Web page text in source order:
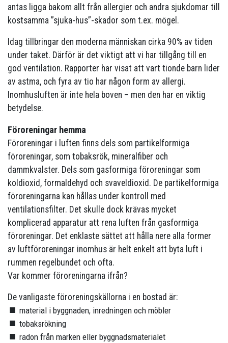
antas ligga bakom allt från allergier och andra sjukdomar till
kostsamma ”sjuka-hus”-skador som t.ex. mögel.
Idag tillbringar den moderna människan cirka 90% av tiden
under taket. Därför är det viktigt att vi har tillgång till en
god ventilation. Rapporter har visat att vart tionde barn lider
av astma, och fyra av tio har någon form av allergi.
Inomhusluften är inte hela boven – men den har en viktig
betydelse.
Föroreningar hemma
Föroreningar i luften finns dels som partikelformiga
föroreningar, som tobaksrök, mineralfiber och
dammkvalster. Dels som gasformiga föroreningar som
koldioxid, formaldehyd och svaveldioxid. De partikelformiga
föroreningarna kan hållas under kontroll med
ventilationsfilter. Det skulle dock krävas mycket
komplicerad apparatur att rena luften från gasformiga
föroreningar. Det enklaste sättet att hålla nere alla former
av luftföroreningar inomhus är helt enkelt att byta luft i
rummen regelbundet och ofta.
Var kommer föroreningarna ifrån?
De vanligaste föroreningskällorna i en bostad är:
material i byggnaden, inredningen och möbler
tobaksrökning
radon från marken eller byggnadsmaterialet